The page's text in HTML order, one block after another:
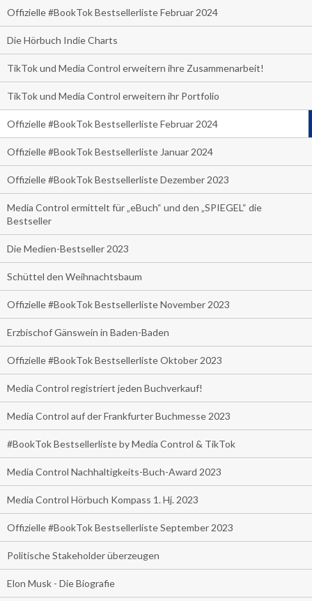
Offizielle #BookTok Bestsellerliste Februar 2024
Die Hörbuch Indie Charts
TikTok und Media Control erweitern ihre Zusammenarbeit!
TikTok und Media Control erweitern ihr Portfolio
Offizielle #BookTok Bestsellerliste Februar 2024
Offizielle #BookTok Bestsellerliste Januar 2024
Offizielle #BookTok Bestsellerliste Dezember 2023
Media Control ermittelt für „eBuch“ und den „SPIEGEL“ die
Bestseller
Die Medien-Bestseller 2023
Schüttel den Weihnachtsbaum
Offizielle #BookTok Bestsellerliste November 2023
Erzbischof Gänswein in Baden-Baden
Offizielle #BookTok Bestsellerliste Oktober 2023
Media Control registriert jeden Buchverkauf!
Media Control auf der Frankfurter Buchmesse 2023
#BookTok Bestsellerliste by Media Control & TikTok
Media Control Nachhaltigkeits-Buch-Award 2023
Media Control Hörbuch Kompass 1. Hj. 2023
Offizielle #BookTok Bestsellerliste September 2023
Politische Stakeholder überzeugen
Elon Musk - Die Biografie